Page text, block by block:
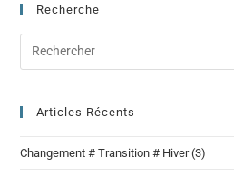
Recherche
Articles Récents
Changement # Transition # Hiver (3)